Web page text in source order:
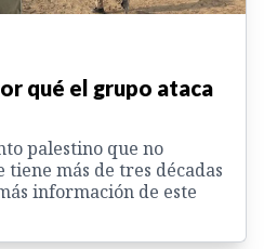
qué el grupo ataca
palestino que no
más de tres décadas
información de este